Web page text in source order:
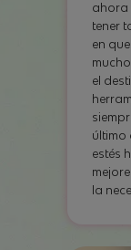
ahora
tener
en
el
último
estés
la